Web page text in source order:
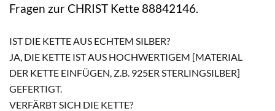
Fragen zur CHRIST Kette 88842146.
IST DIE KETTE AUS ECHTEM SILBER?
JA, DIE KETTE IST AUS HOCHWERTIGEM [MATERIAL
DER KETTE EINFÜGEN, Z.B. 925ER STERLINGSILBER]
GEFERTIGT.
VERFÄRBT SICH DIE KETTE?